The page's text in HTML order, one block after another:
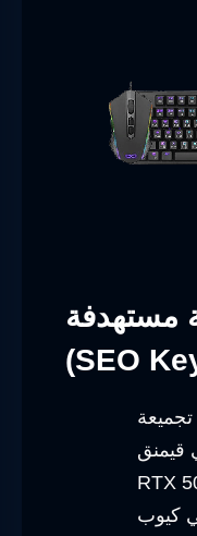
مستهدفة
(SEO
RTX